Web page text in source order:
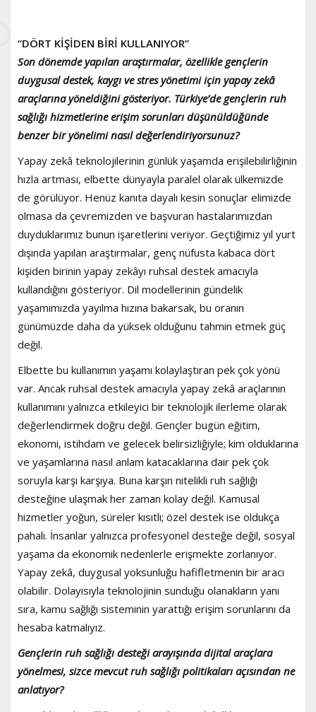
“DÖRT KİŞİDEN BİRİ KULLANIYOR”
Son dönemde yapılan araştırmalar, özellikle gençlerin
duygusal destek, kaygı ve stres yönetimi için yapay zekâ
araçlarına yöneldiğini gösteriyor. Türkiye’de gençlerin ruh
sağlığı hizmetlerine erişim sorunları düşünüldüğünde
benzer bir yönelimi nasıl değerlendiriyorsunuz?
Yapay zekâ teknolojilerinin günlük yaşamda erişilebilirliğinin
hızla artması, elbette dünyayla paralel olarak ülkemizde
de görülüyor. Henüz kanıta dayalı kesin sonuçlar elimizde
olmasa da çevremizden ve başvuran hastalarımızdan
duyduklarımız bunun işaretlerini veriyor. Geçtiğimiz yıl yurt
dışında yapılan araştırmalar, genç nüfusta kabaca dört
kişiden birinin yapay zekâyı ruhsal destek amacıyla
kullandığını gösteriyor. Dil modellerinin gündelik
yaşamımızda yayılma hızına bakarsak, bu oranın
günümüzde daha da yüksek olduğunu tahmin etmek güç
değil.
Elbette bu kullanımın yaşamı kolaylaştıran pek çok yönü
var. Ancak ruhsal destek amacıyla yapay zekâ araçlarının
kullanımını yalnızca etkileyici bir teknolojik ilerleme olarak
değerlendirmek doğru değil. Gençler bugün eğitim,
ekonomi, istihdam ve gelecek belirsizliğiyle; kim olduklarına
ve yaşamlarına nasıl anlam katacaklarına dair pek çok
soruyla karşı karşıya. Buna karşın nitelikli ruh sağlığı
desteğine ulaşmak her zaman kolay değil. Kamusal
hizmetler yoğun, süreler kısıtlı; özel destek ise oldukça
pahalı. İnsanlar yalnızca profesyonel desteğe değil, sosyal
yaşama da ekonomik nedenlerle erişmekte zorlanıyor.
Yapay zekâ, duygusal yoksunluğu hafifletmenin bir aracı
olabilir. Dolayısıyla teknolojinin sunduğu olanakların yanı
sıra, kamu sağlığı sisteminin yarattığı erişim sorunlarını da
hesaba katmalıyız.
Gençlerin ruh sağlığı desteği arayışında dijital araçlara
yönelmesi, sizce mevcut ruh sağlığı politikaları açısından ne
anlatıyor?